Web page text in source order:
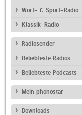
Wort- & Sport-Radio
Klassik-Radio
Radiosender
Beliebteste Radios
Beliebteste Podcasts
Mein phonostar
Downloads
Radio U1 Tirol